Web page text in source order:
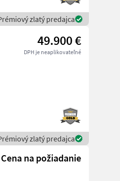
zlatý predajca
49.900 €
DPH je neaplikovateľné
zlatý predajca
Cena na požiadanie